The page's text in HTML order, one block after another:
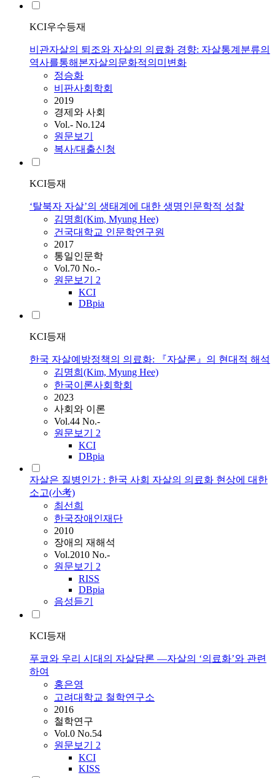
KCI우수등재
비관자살의 퇴조와 자살의 의료화 경향: 자살통계분류의
역사를통해본자살의문화적의미변화
정승화
비판사회학회
2019
경제와 사회
Vol.- No.124
원문보기
복사/대출신청
KCI등재
‘탈북자 자살’의 생태계에 대한 생명인문학적 성찰
김명희(Kim, Myung Hee)
건국대학교 인문학연구원
2017
통일인문학
Vol.70 No.-
원문보기 2
KCI
DBpia
KCI등재
한국 자살예방정책의 의료화: 『자살론』의 현대적 해석
김명희(Kim, Myung Hee)
한국이론사회학회
2023
사회와 이론
Vol.44 No.-
원문보기 2
KCI
DBpia
자살은 질병인가 : 한국 사회 자살의 의료화 현상에 대한
소고(小考)
최선희
한국장애인재단
2010
장애의 재해석
Vol.2010 No.-
원문보기 2
RISS
DBpia
음성듣기
KCI등재
푸코와 우리 시대의 자살담론 —자살의 ‘의료화’와 관련
하여
홍은영
고려대학교 철학연구소
2016
철학연구
Vol.0 No.54
원문보기 2
KCI
KISS